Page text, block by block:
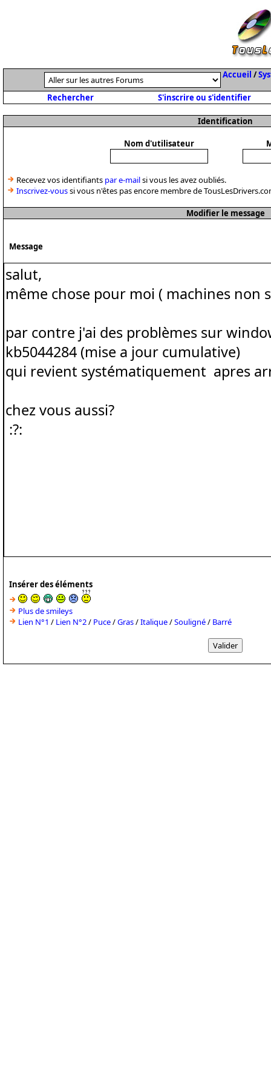
Accueil /
Rechercher S'inscrire ou s'identifier
Identification
Nom d'utilisateur
Recevez vos identifiants par e-mailsi vous les avez oubliés.
Inscrivez-voussi vous n'êtes pas encore membre de
Modifier le message
Message
Insérer des éléments
Plus de smileys
Lien N°1 / Lien N°2/ Puce/Gras/Italique/Souligné/ Barré